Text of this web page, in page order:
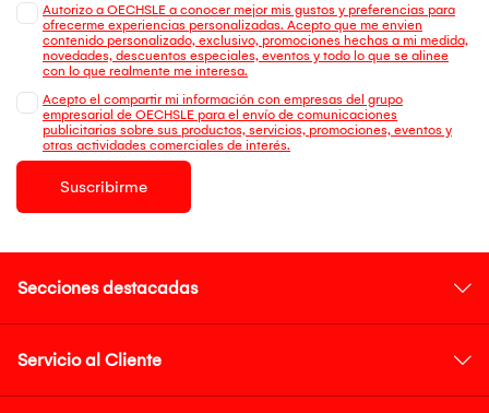
Autorizo a OECHSLE a conocer mejor mis gustos y preferencias para
ofrecerme experiencias personalizadas. Acepto que me envien
contenido personalizado, exclusivo, promociones hechas a mi medida,
novedades, descuentos especiales, eventos y todo lo que se alinee
con lo que realmente me interesa.
Acepto el compartir mi información con empresas del grupo
empresarial de OECHSLE para el envío de comunicaciones
publicitarias sobre sus productos, servicios, promociones, eventos y
otras actividades comerciales de interés.
Suscribirme
Secciones destacadas
Servicio al Cliente